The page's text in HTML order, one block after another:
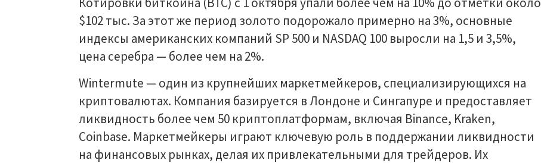
$102 тыс. За этот же период золото подорожало примерно на 3%, основные
индексы американских компаний SP 500 и NASDAQ 100 выросли на 1,5 и 3,5%,
цена серебра — более чем на 2%.
Wintermute — один из крупнейших маркетмейкеров, специализирующихся на
криптовалютах. Компания базируется в Лондоне и Сингапуре и предоставляет
ликвидность более чем 50 криптоплатформам, включая Binance, Kraken,
Coinbase. Маркетмейкеры играют ключевую роль в поддержании ликвидности
на финансовых рынках, делая их привлекательными для трейдеров. Их